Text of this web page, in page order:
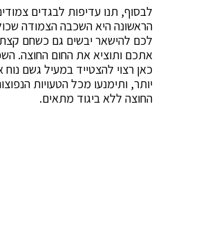
לבסוף, תנו עדיפות לבגדים
הראשונה היא השכבה הצמודה
לכם להישאר יבשים גם כשחם קצת
אתכם ותוציא את החום החוצה.
כאן רצוי להצטייד במעיל גשם
יותר, ותימנעו מכל הטעויות
החוצה ללא ביגוד מתאים.